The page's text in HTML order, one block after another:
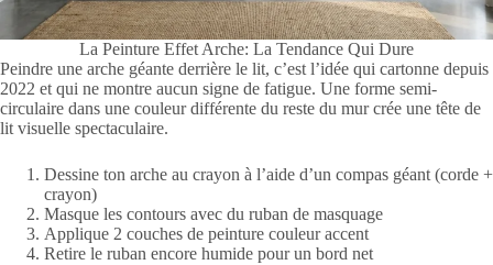
La Peinture Effet Arche: La Tendance Qui Dure
Peindre une arche géante derrière le lit, c’est l’idée qui cartonne depuis
2022 et qui ne montre aucun signe de fatigue. Une forme semi-
circulaire dans une couleur différente du reste du mur crée une tête de
lit visuelle spectaculaire.
Dessine ton arche au crayon à l’aide d’un compas géant (corde +
crayon)
Masque les contours avec du ruban de masquage
Applique 2 couches de peinture couleur accent
Retire le ruban encore humide pour un bord net